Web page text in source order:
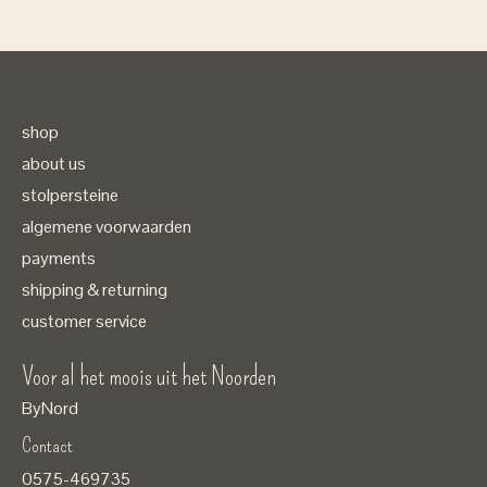
shop
about us
stolpersteine
algemene voorwaarden
payments
shipping & returning
customer service
Voor al het moois uit het Noorden
ByNord
Contact
0575-469735